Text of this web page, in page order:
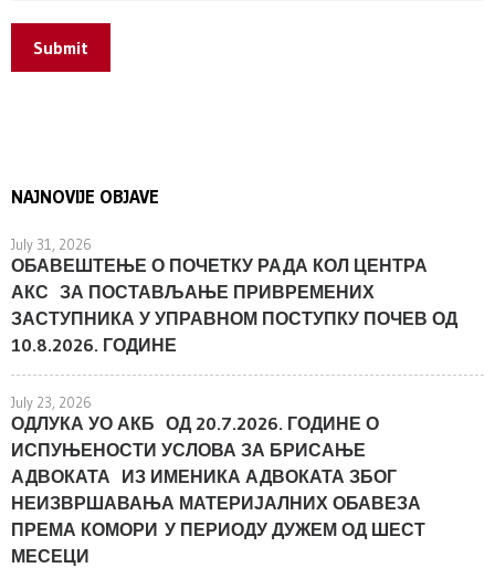
Submit
NAJNOVIJE OBJAVE
July 31, 2026
ОБАВЕШТЕЊЕ О ПОЧЕТКУ РАДА КОЛ ЦЕНТРА
АКС ЗА ПОСТАВЉАЊЕ ПРИВРЕМЕНИХ
ЗАСТУПНИКА У УПРАВНОМ ПОСТУПКУ ПОЧЕВ ОД
10.8.2026. ГОДИНЕ
July 23, 2026
ОДЛУКА УО АКБ ОД 20.7.2026. ГОДИНЕ О
ИСПУЊЕНОСТИ УСЛОВА ЗА БРИСАЊЕ
АДВОКАТА ИЗ ИМЕНИКА АДВОКАТА ЗБОГ
НЕИЗВРШАВАЊА МАТЕРИЈАЛНИХ ОБАВЕЗА
ПРЕМА КОМОРИ У ПЕРИОДУ ДУЖЕМ ОД ШЕСТ
МЕСЕЦИ